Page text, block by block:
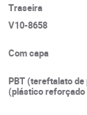
Traseira
V10-8658
Com capa
PBT (tereftalato de
(plástico